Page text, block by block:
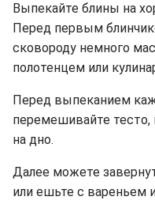
Выпекайте блины на
Перед первым
сковороду немного
полотенцем или
Перед выпеканием
перемешивайте
на дно.
Далее можете
или ешьте с вареньем